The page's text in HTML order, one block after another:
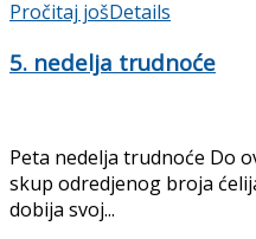
Pročitaj jošDetails
5. nedelja trudnoće
Peta nedelja trudnoće Do
skup odredjenog broja
dobija svoj...